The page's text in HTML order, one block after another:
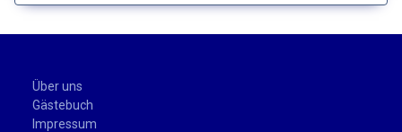
Über uns
Gästebuch
Impressum